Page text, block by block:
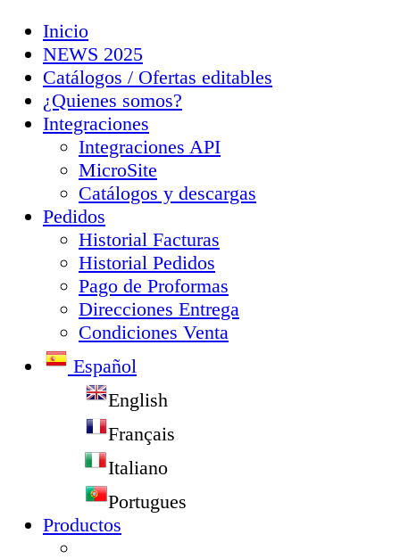
Inicio
NEWS 2025
Catálogos / Ofertas editables
¿Quienes somos?
Integraciones
Integraciones API
MicroSite
Catálogos y descargas
Pedidos
Historial Facturas
Historial Pedidos
Pago de Proformas
Direcciones Entrega
Condiciones Venta
Español
English
Français
Italiano
Portugues
Productos